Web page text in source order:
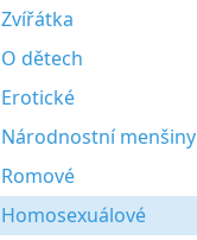
Zvířátka
O dětech
Erotické
Národnostní menšiny
Romové
Homosexuálové